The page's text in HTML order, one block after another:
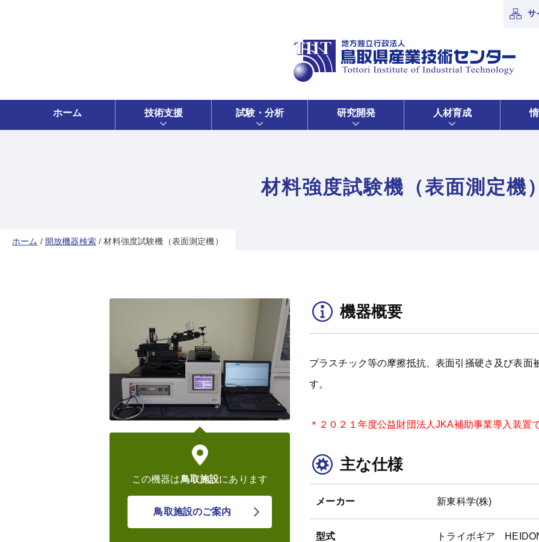
サ
ホーム 技術支援 試験・分析 研究開発 人材育成
材料強度試験機（表面測定機
ホーム / 開放機器検索/材料強度試験機（表面測定機）
この機器は鳥取施設にあります
鳥取施設のご案内
機器概要
プラスチック等の摩擦抵抗、表面引掻硬さ及び表面
す。
＊２０２１年度公益財団法人JKA補助事業導入装置
主な仕様
メーカー 新東科学(株)
型式 トライボギア